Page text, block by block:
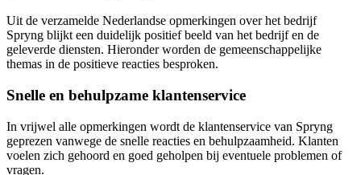
Uit de verzamelde Nederlandse opmerkingen over het bedrijf
Spryng blijkt een duidelijk positief beeld van het bedrijf en de
geleverde diensten. Hieronder worden de gemeenschappelijke
themas in de positieve reacties besproken.
Snelle en behulpzame klantenservice
In vrijwel alle opmerkingen wordt de klantenservice van Spryng
geprezen vanwege de snelle reacties en behulpzaamheid. Klanten
voelen zich gehoord en goed geholpen bij eventuele problemen of
vragen.